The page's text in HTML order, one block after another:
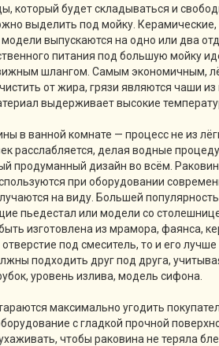
который будет складываться и
выделить под мойку.
модели выпускаются на одно или два
питания под большую мойку
шлангом. Самым экономичным,
от жира, грязи являются чаши
выдерживает высокие
в ванной комнате — процесс не из
расслабляется, делая водные
продуманный дизайн во всём.
при оборудовании
на виду. Большей
пьедестал или модели со
изготовлена из мрамора, фаянса,
отверстие под смеситель, то и его
подходить друг под друга,
уровень излива, модель сифона.
максимально угодить
с гладкой прочной
чтобы раковина не теряла